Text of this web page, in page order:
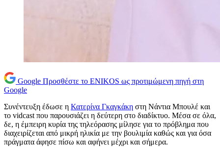
Google Προσθέστε το ENIKOS ως προτιμώμενη πηγή στη
Google
Συνέντευξη έδωσε η Κατερίνα Γκαγκάκη στη Νάντια Μπουλέ και
το vidcast που παρουσιάζει η δεύτερη στο διαδίκτυο. Μέσα σε όλα,
δε, η έμπειρη κυρία της τηλεόρασης μίλησε για το πρόβλημα που
διαχειρίζεται από μικρή ηλικία με την βουλιμία καθώς και για όσα
πράγματα άφησε πίσω και αφήνει μέχρι και σήμερα.